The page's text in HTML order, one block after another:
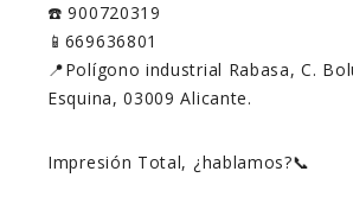
☎️ 900720319
📱669636801
📍Polígono industrial Rabasa, C.
Esquina, 03009 Alicante.
Impresión Total, ¿hablamos?📞